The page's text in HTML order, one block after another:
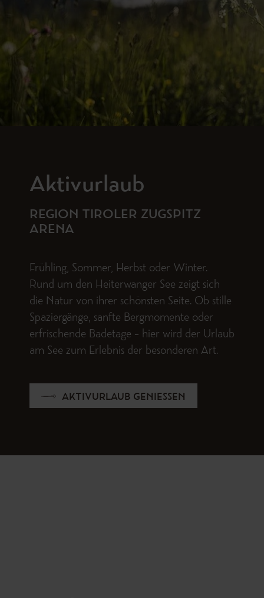
Aktivurlaub
REGION TIROLER ZUGSPITZ
ARENA
Frühling, Sommer, Herbst oder Winter.
Rund um den Heiterwanger See zeigt sich
die Natur von ihrer schönsten Seite. Ob stille
Spaziergänge, sanfte Bergmomente oder
erfrischende Badetage – hier wird der Urlaub
am See zum Erlebnis der besonderen Art.
AKTIVURLAUB GENIESSEN